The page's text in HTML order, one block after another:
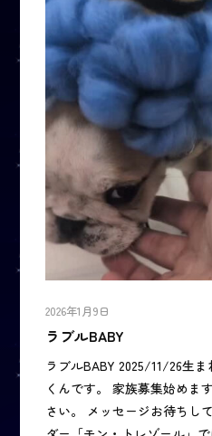
2026年1月9日
ラブルBABY
ラブルBABY 2025/11/26生
くんです。 家族募集始めま
さい。 メッセージお待ちし